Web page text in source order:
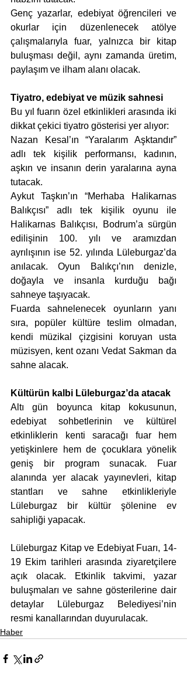
Genç yazarlar, edebiyat öğrencileri ve
okurlar için düzenlenecek atölye
çalışmalarıyla fuar, yalnızca bir kitap
buluşması değil, aynı zamanda üretim,
paylaşım ve ilham alanı olacak.
Tiyatro, edebiyat ve müzik sahnesi
Bu yıl fuarın özel etkinlikleri arasında iki
dikkat çekici tiyatro gösterisi yer alıyor:
Nazan Kesal’ın “Yaralarım Aşktandır”
adlı tek kişilik performansı, kadının,
aşkın ve insanın derin yaralarına ayna
tutacak.
Aykut Taşkın’ın “Merhaba Halikarnas
Balıkçısı” adlı tek kişilik oyunu ile
Halikarnas Balıkçısı, Bodrum’a sürgün
edilişinin 100. yılı ve aramızdan
ayrılışının ise 52. yılında Lüleburgaz’da
anılacak. Oyun Balıkçı’nın denizle,
doğayla ve insanla kurduğu bağı
sahneye taşıyacak.
Fuarda sahnelenecek oyunların yanı
sıra, popüler kültüre teslim olmadan,
kendi müzikal çizgisini koruyan usta
müzisyen, kent ozanı Vedat Sakman da
sahne alacak.
Kültürün kalbi Lüleburgaz’da atacak
Altı gün boyunca kitap kokusunun,
edebiyat sohbetlerinin ve kültürel
etkinliklerin kenti saracağı fuar hem
yetişkinlere hem de çocuklara yönelik
geniş bir program sunacak. Fuar
alanında yer alacak yayınevleri, kitap
stantları ve sahne etkinlikleriyle
Lüleburgaz bir kültür şölenine ev
sahipliği yapacak.
Lüleburgaz Kitap ve Edebiyat Fuarı, 14-
19 Ekim tarihleri arasında ziyaretçilere
açık olacak. Etkinlik takvimi, yazar
buluşmaları ve sahne gösterilerine dair
detaylar Lüleburgaz Belediyesi’nin
resmi kanallarından duyurulacak.
Haber